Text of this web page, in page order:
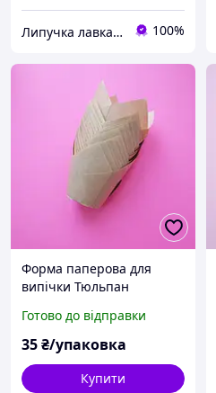
Липучка лавка кондитера 100%
Форма паперова для
випічки Тюльпан
10 шт
Готово до відправки
35₴/упаковка
Купити